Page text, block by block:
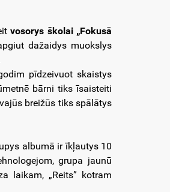
vosorys školai „Fokusā
dažaidys muokslys
pīdzeivuot skaistys
bārni tiks īsaisteiti
breižūs tiks spālātys
albumā ir īkļautys 10
grupa jaunū
laikam, „Reits” kotram